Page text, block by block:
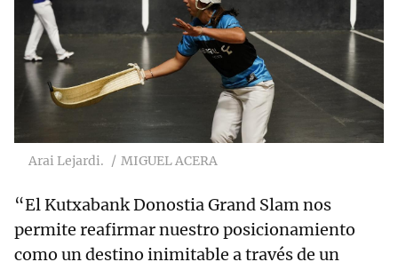
Arai Lejardi. MIGUEL ACERA
“El Kutxabank Donostia Grand Slam nos
permite reafirmar nuestro posicionamiento
como un destino inimitable a través de un